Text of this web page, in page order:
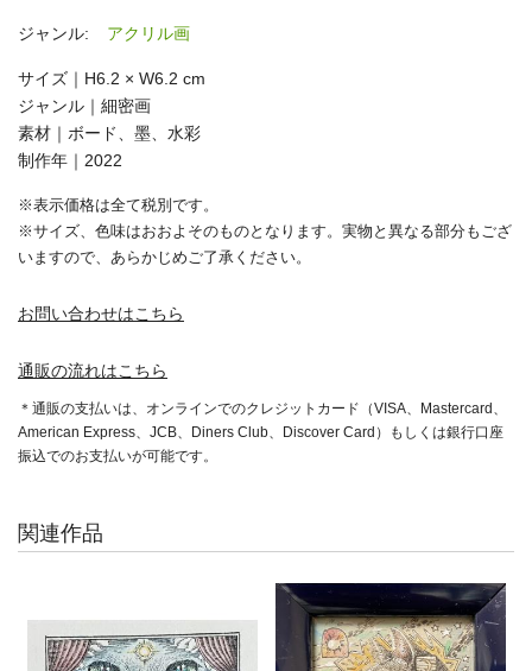
ジャンル: アクリル画
サイズ｜H6.2 × W6.2 cm
ジャンル｜細密画
素材｜ボード、墨、水彩
制作年｜2022
※表示価格は全て税別です。
※サイズ、色味はおおよそのものとなります。実物と異なる部分もござ
いますので、あらかじめご了承ください。
お問い合わせはこちら
通販の流れはこちら
＊通販の支払いは、オンラインでのクレジットカード（VISA、Mastercard、
American Express、JCB、Diners Club、Discover Card）もしくは銀行口座
振込でのお支払いが可能です。
関連作品